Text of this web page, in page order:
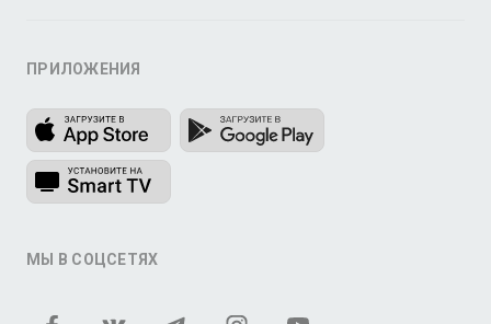
ПРИЛОЖЕНИЯ
МЫ В СОЦСЕТЯХ